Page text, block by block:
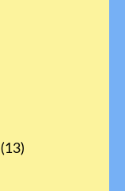
(13)